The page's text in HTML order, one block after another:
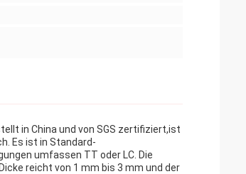
in China und von SGS zertifiziert,ist
Es ist in Standard-
umfassen TT oder LC. Die
reicht von 1 mm bis 3 mm und der